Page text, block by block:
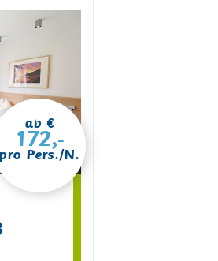
ab €
172,-
pro Pers./N.